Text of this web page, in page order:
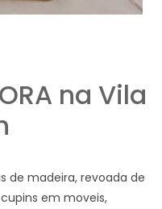
na Vila
de madeira, revoada de
em moveis,